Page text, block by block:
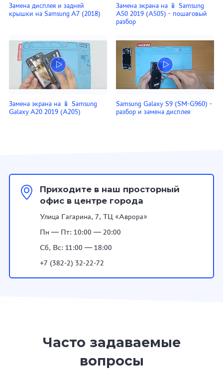
Замена дисплея и задней
крышки на Samsung A7 (2018)
Замена экрана на 📱 Samsung
A50 2019 (A505) - пошаговый
разбор
Замена экрана на 📱 Samsung
Galaxy A20 2019 (A205)
Samsung Galaxy S9 (SM-G960) -
разбор и замена дисплея
Приходите в наш просторный
офис в центре города
Улица Гагарина, 7, ТЦ «Аврора»
Пн — Пт: 10:00 — 20:00
Сб, Вс: 11:00 — 18:00
+7 (382-2) 32-22-72
Часто задаваемые
вопросы